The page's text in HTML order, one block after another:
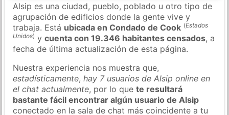
Alsip es una ciudad, pueblo, poblado u otro tipo de
agrupación de edificios donde la gente vive y
trabaja. Está ubicada en Condado de Cook (Estados
Unidos) ycuenta con 19.346 habitantes censados, a
fecha de última actualización de esta página.
Nuestra experiencia nos muestra que,
estadísticamente,hay 7 usuarios de Alsip online en
el chat actualmente, por lo quete resultará
bastante fácil encontrar algún usuario de Alsip
conectado en la sala de chat más coincidente a tu